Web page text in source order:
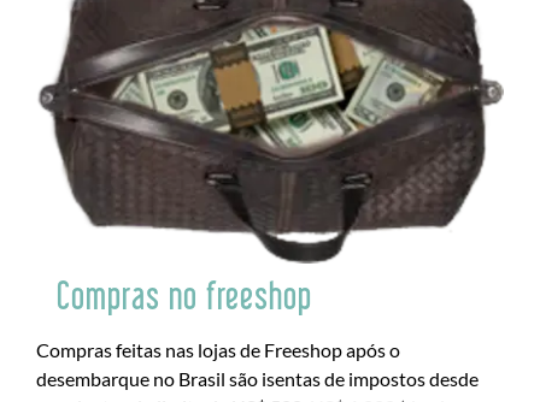
Compras no freeshop
Compras feitas nas lojas de Freeshop após o
desembarque no Brasil são isentas de impostos desde